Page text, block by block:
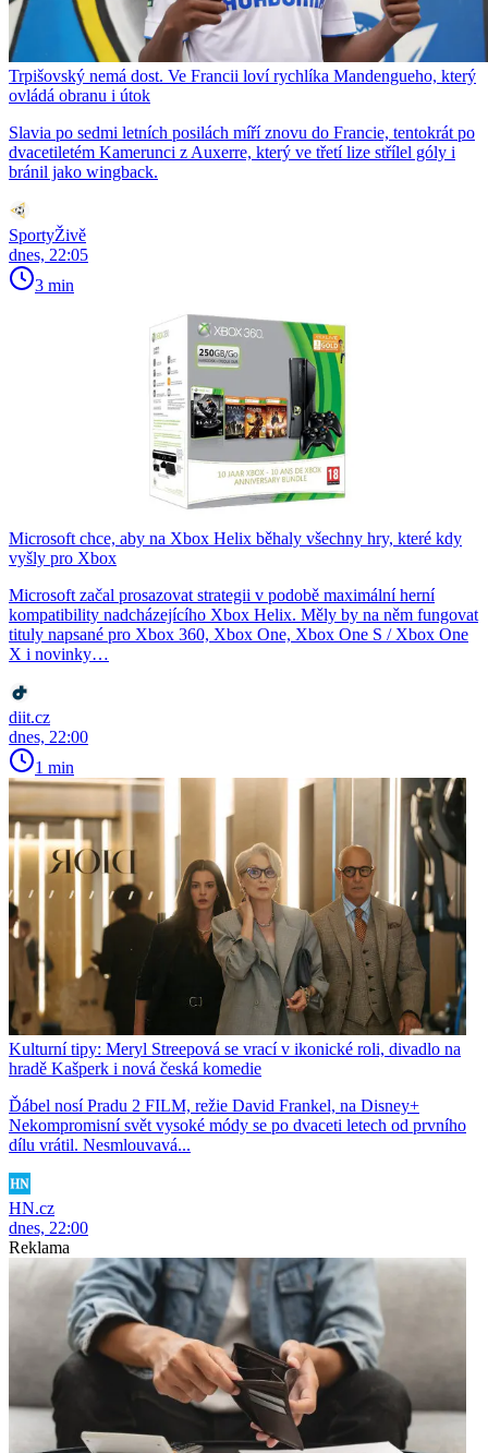
Trpišovský nemá dost. Ve Francii loví rychlíka Mandengueho, který
ovládá obranu i útok
Slavia po sedmi letních posilách míří znovu do Francie, tentokrát po
dvacetiletém Kamerunci z Auxerre, který ve třetí lize střílel góly i
bránil jako wingback.
SportyŽivě
dnes, 22:05
3 min
Microsoft chce, aby na Xbox Helix běhaly všechny hry, které kdy
vyšly pro Xbox
Microsoft začal prosazovat strategii v podobě maximální herní
kompatibility nadcházejícího Xbox Helix. Měly by na něm fungovat
tituly napsané pro Xbox 360, Xbox One, Xbox One S / Xbox One
X i novinky…
diit.cz
dnes, 22:00
1 min
Kulturní tipy: Meryl Streepová se vrací v ikonické roli, divadlo na
hradě Kašperk i nová česká komedie
Ďábel nosí Pradu 2 FILM, režie David Frankel, na Disney+
Nekompromisní svět vysoké módy se po dvaceti letech od prvního
dílu vrátil. Nesmlouvavá...
HN.cz
dnes, 22:00
Reklama